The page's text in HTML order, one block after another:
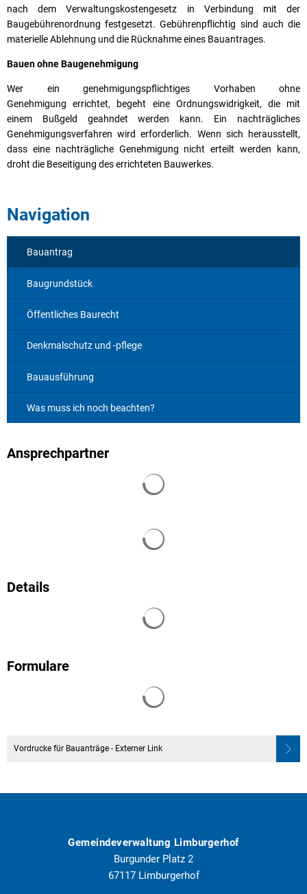
nach dem Verwaltungskostengesetz in Verbindung mit der
Baugebührenordnung festgesetzt. Gebührenpflichtig sind auch die
materielle Ablehnung und die Rücknahme eines Bauantrages.
Bauen ohne Baugenehmigung
Wer ein genehmigungspflichtiges Vorhaben ohne
Genehmigung errichtet, begeht eine Ordnungswidrigkeit, die mit
einem Bußgeld geahndet werden kann. Ein nachträgliches
Genehmigungsverfahren wird erforderlich. Wenn sich herausstellt,
dass eine nachträgliche Genehmigung nicht erteilt werden kann,
droht die Beseitigung des errichteten Bauwerkes.
Navigation
Bauantrag
Baugrundstück
Öffentliches Baurecht
Denkmalschutz und -pflege
Bauausführung
Was muss ich noch beachten?
Ansprechpartner
Details
Formulare
Vordrucke für Bauanträge - Externer Link
Gemeindeverwaltung Limburgerhof
Burgunder Platz 2
67117 Limburgerhof